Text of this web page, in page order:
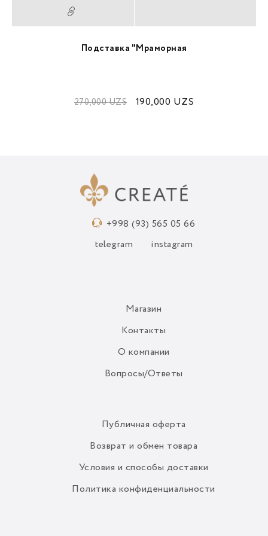
Подставка "Мраморная
270,000UZS 190,000 UZS
+998 (93) 565 05 66
telegram instagram
Магазин
Контакты
О компании
Вопросы/Ответы
Публичная оферта
Возврат и обмен товара
Условия и способы доставки
Политика конфиденциальности